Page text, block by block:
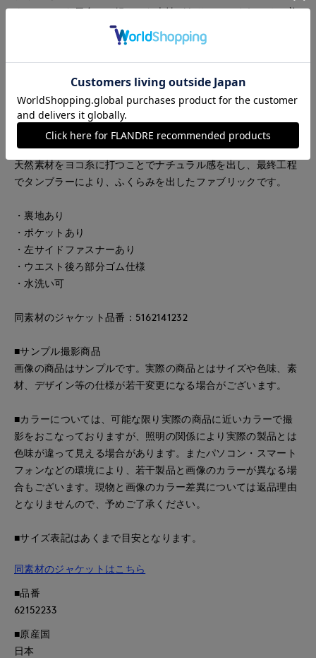
ナチュラルな風合いと軽やかな表情がありつつ、きれいめに着
られる絶妙なバランスが魅力です。
こだわりの斜め切り替えが動きにニュアンスを生み、シンプル
なトップス合わせでもさりげなく華やかに。
上品な丈感で、通勤や学校行事などのきちんとしたシーンか
ら、お出かけまで幅広く活躍する一枚です。
ふくらみのある天然ライクな合繊になります。
天然素材をヨコ糸に打つことでナチュラル感を出し、最終工程
でタンブラーにより、ふくらみを出したファブリックです。
・裏地あり
・ポケットあり
・左サイドファスナーあり
・ウエスト後ろ部分ゴム仕様
・水洗い可
同素材のジャケット品番：5162141232
■サンプル撮影商品
画像の商品はサンプルです。実際の商品とはサイズや色味、素
材、デザイン等の仕様が若干変更になる場合がございます。
■カラーについては、可能な限り実際の商品に近いカラーで撮
影をおこなっておりますが、照明の関係により実際の製品とは
色味が違って見える場合があります。またパソコン・スマート
フォンなどの環境により、若干製品と画像のカラーが異なる場
合もございます。現物と画像のカラー差異については返品理由
となりませんので、予めご了承ください。
■サイズ表記はあくまで目安となります。
同素材のジャケットはこちら
■品番
62152233
■原産国
日本